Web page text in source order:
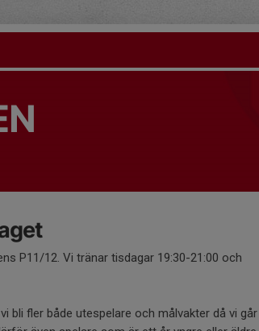
P11/12. Vi tränar tisdagar 19:30-21:00 och
bli fler både utespelare och målvakter då vi går